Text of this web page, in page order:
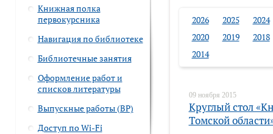
Книжная полка
первокурсника
Навигация по библиотеке
Библиотечные занятия
Оформление работ и
списков литературы
Выпускные работы (ВР)
Доступ по Wi-Fi
2026 2025
2024
2020
2019
2018
2014
09 ноября 2015
Круглый стол
Томской